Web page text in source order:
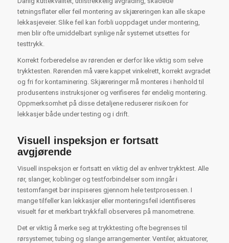
tetningsflater eller feil montering av skjæreringen kan alle skape
lekkasjeveier. Slike feil kan forbli uoppdaget under montering,
men blir ofte umiddelbart synlige når systemet utsettes for
testtrykk.
Korrekt forberedelse av rørenden er derfor like viktig som selve
trykktesten. Rørenden må være kappet vinkelrett, korrekt avgradet
og fri for kontaminering. Skjæreringer må monteres i henhold til
produsentens instruksjoner og verifiseres før endelig montering.
Oppmerksomhet på disse detaljene reduserer risikoen for
lekkasjer både under testing og i drift.
Visuell inspeksjon er fortsatt
avgjørende
Visuell inspeksjon er fortsatt en viktig del av enhver trykktest. Alle
rør, slanger, koblinger og testforbindelser som inngår i
testomfanget bør inspiseres gjennom hele testprosessen. I
mange tilfeller kan lekkasjer eller monteringsfeil identifiseres
visuelt før et merkbart trykkfall observeres på manometrene.
Det er viktig å merke seg at trykktesting ofte begrenses til
rørsystemer, tubing og slange arrangementer. Ventiler, aktuatorer,